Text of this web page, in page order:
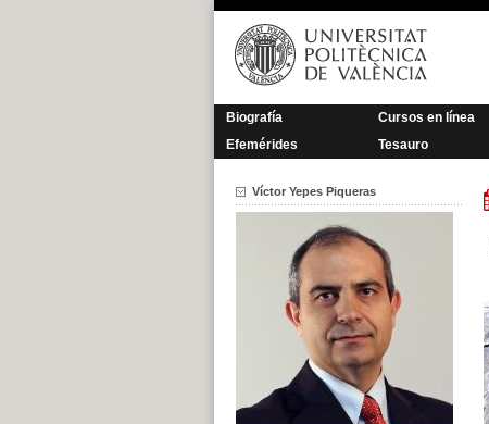
Saltar
contenido
Biografía Cursos en línea
Efemérides
Tesauro
Víctor Yepes Piqueras